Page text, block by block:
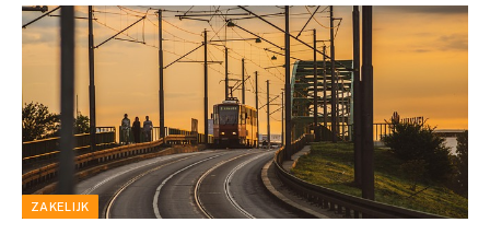
ZAKELIJK